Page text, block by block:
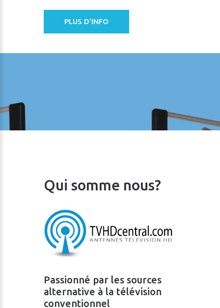
PLUS D'INFO
Qui somme nous?
Passionné par les sources
alternative à la télévision
conventionnel